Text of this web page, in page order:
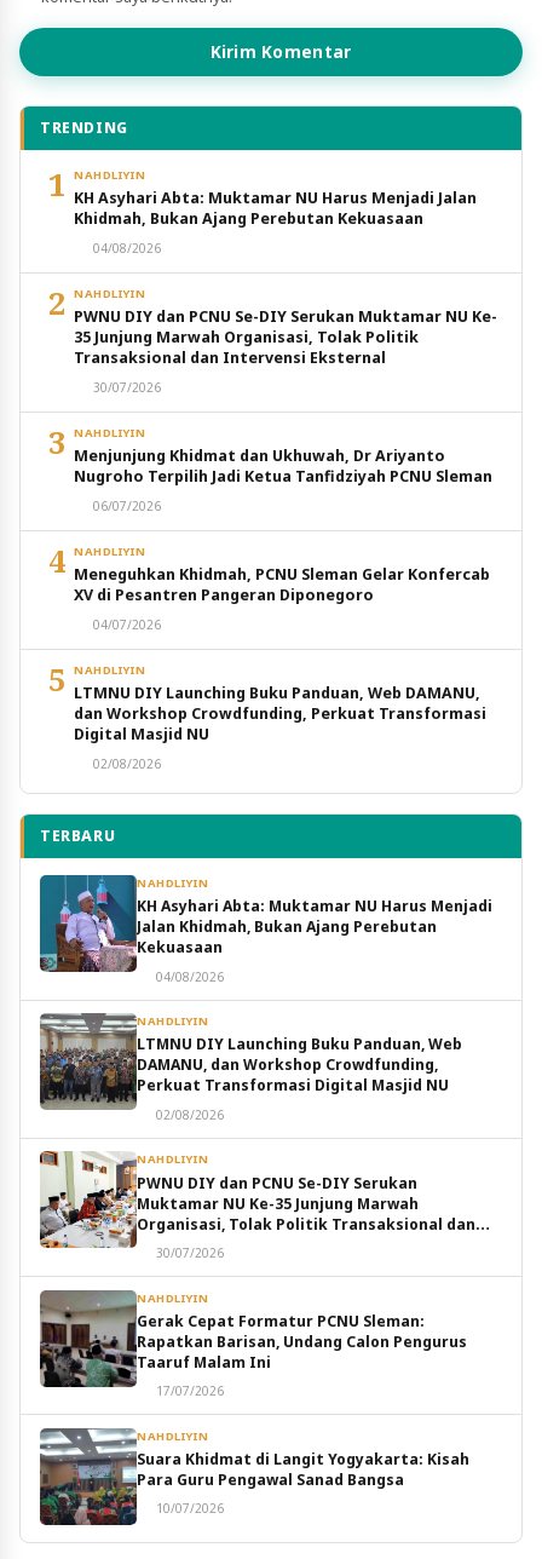
Kirim Komentar
TRENDING
1 NAHDLIYIN
KH Asyhari Abta: Muktamar NU Harus Menjadi Jalan
Khidmah, Bukan Ajang Perebutan Kekuasaan
04/08/2026
2 NAHDLIYIN
PWNU DIY dan PCNU Se-DIY Serukan Muktamar NU Ke-
35 Junjung Marwah Organisasi, Tolak Politik
Transaksional dan Intervensi Eksternal
30/07/2026
3 NAHDLIYIN
Menjunjung Khidmat dan Ukhuwah, Dr Ariyanto
Nugroho Terpilih Jadi Ketua Tanfidziyah PCNU Sleman
06/07/2026
4 NAHDLIYIN
Meneguhkan Khidmah, PCNU Sleman Gelar Konfercab
XV di Pesantren Pangeran Diponegoro
04/07/2026
5 NAHDLIYIN
LTMNU DIY Launching Buku Panduan, Web DAMANU,
dan Workshop Crowdfunding, Perkuat Transformasi
Digital Masjid NU
02/08/2026
TERBARU
NAHDLIYIN
KH Asyhari Abta: Muktamar NU Harus Menjadi
Jalan Khidmah, Bukan Ajang Perebutan
Kekuasaan
04/08/2026
NAHDLIYIN
LTMNU DIY Launching Buku Panduan, Web
DAMANU, dan Workshop Crowdfunding,
Perkuat Transformasi Digital Masjid NU
02/08/2026
NAHDLIYIN
PWNU DIY dan PCNU Se-DIY Serukan
Muktamar NU Ke-35 Junjung Marwah
Organisasi, Tolak Politik Transaksional dan
Intervensi Eksternal
30/07/2026
NAHDLIYIN
Gerak Cepat Formatur PCNU Sleman:
Rapatkan Barisan, Undang Calon Pengurus
Taaruf Malam Ini
17/07/2026
NAHDLIYIN
Suara Khidmat di Langit Yogyakarta: Kisah
Para Guru Pengawal Sanad Bangsa
10/07/2026